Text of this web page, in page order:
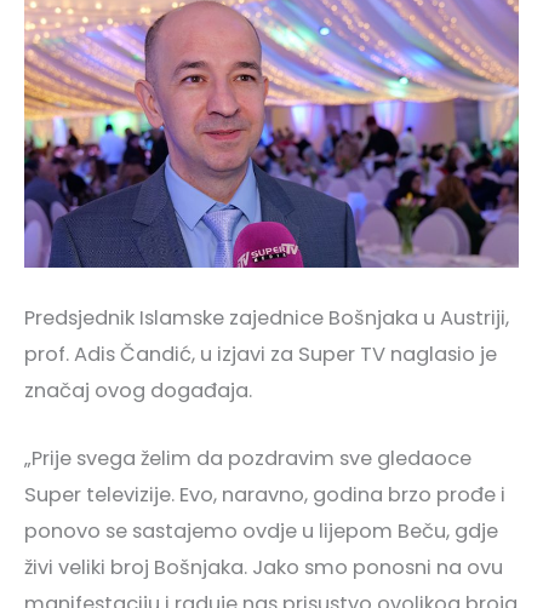
Predsjednik Islamske zajednice Bošnjaka u Austriji,
prof. Adis Čandić, u izjavi za Super TV naglasio je
značaj ovog događaja.
„Prije svega želim da pozdravim sve gledaoce
Super televizije. Evo, naravno, godina brzo prođe i
ponovo se sastajemo ovdje u lijepom Beču, gdje
živi veliki broj Bošnjaka. Jako smo ponosni na ovu